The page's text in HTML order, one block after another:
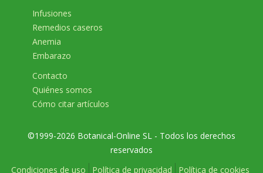
Infusiones
Remedios caseros
Anemia
Embarazo
Contacto
Quiénes somos
Cómo citar artículos
©1999-2026 Botanical-Online SL - Todos los derechos
reservados
Condiciones de uso
Política de privacidad Política de cookies